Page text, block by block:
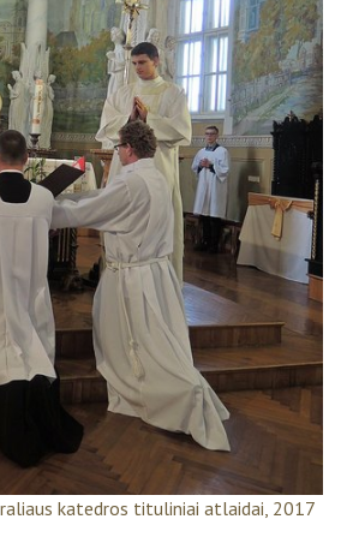
katedros tituliniai atlaidai, 2017